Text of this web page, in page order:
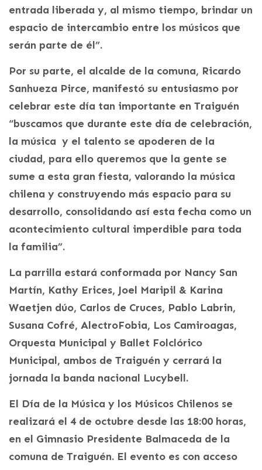
entrada liberada y, al mismo tiempo, brindar un
espacio de intercambio entre los músicos que
serán parte de él”.
Por su parte, el alcalde de la comuna, Ricardo
Sanhueza Pirce, manifestó su entusiasmo por
celebrar este día tan importante en Traiguén
“buscamos que durante este día de celebración,
la música y el talento se apoderen de la
ciudad, para ello queremos que la gente se
sume a esta gran fiesta, valorando la música
chilena y construyendo más espacio para su
desarrollo, consolidando así esta fecha como un
acontecimiento cultural imperdible para toda
la familia”.
La parrilla estará conformada por Nancy San
Martín, Kathy Erices, Joel Maripil & Karina
Waetjen dúo, Carlos de Cruces, Pablo Labrin,
Susana Cofré, AlectroFobia, Los Camiroagas,
Orquesta Municipal y Ballet Folclórico
Municipal, ambos de Traiguén y cerrará la
jornada la banda nacional Lucybell.
El Día de la Música y los Músicos Chilenos se
realizará el 4 de octubre desde las 18:00 horas,
en el Gimnasio Presidente Balmaceda de la
comuna de Traiguén. El evento es con acceso